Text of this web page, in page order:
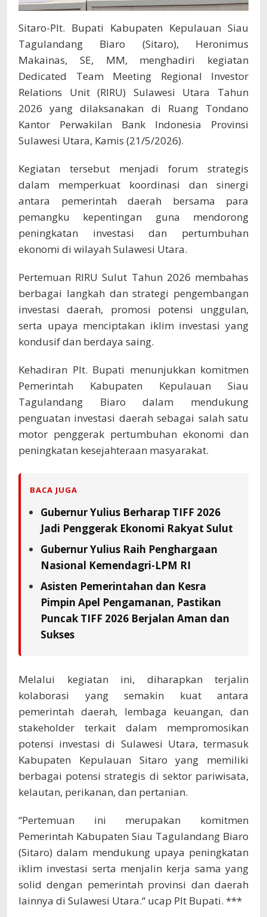
Sitaro-Plt. Bupati Kabupaten Kepulauan Siau
Tagulandang Biaro (Sitaro), Heronimus
Makainas, SE, MM, menghadiri kegiatan
Dedicated Team Meeting Regional Investor
Relations Unit (RIRU) Sulawesi Utara Tahun
2026 yang dilaksanakan di Ruang Tondano
Kantor Perwakilan Bank Indonesia Provinsi
Sulawesi Utara, Kamis (21/5/2026).
Kegiatan tersebut menjadi forum strategis
dalam memperkuat koordinasi dan sinergi
antara pemerintah daerah bersama para
pemangku kepentingan guna mendorong
peningkatan investasi dan pertumbuhan
ekonomi di wilayah Sulawesi Utara.
Pertemuan RIRU Sulut Tahun 2026 membahas
berbagai langkah dan strategi pengembangan
investasi daerah, promosi potensi unggulan,
serta upaya menciptakan iklim investasi yang
kondusif dan berdaya saing.
Kehadiran Plt. Bupati menunjukkan komitmen
Pemerintah Kabupaten Kepulauan Siau
Tagulandang Biaro dalam mendukung
penguatan investasi daerah sebagai salah satu
motor penggerak pertumbuhan ekonomi dan
peningkatan kesejahteraan masyarakat.
BACA JUGA
Gubernur Yulius Berharap TIFF 2026
Jadi Penggerak Ekonomi Rakyat Sulut
Gubernur Yulius Raih Penghargaan
Nasional Kemendagri-LPM RI
Asisten Pemerintahan dan Kesra
Pimpin Apel Pengamanan, Pastikan
Puncak TIFF 2026 Berjalan Aman dan
Sukses
Melalui kegiatan ini, diharapkan terjalin
kolaborasi yang semakin kuat antara
pemerintah daerah, lembaga keuangan, dan
stakeholder terkait dalam mempromosikan
potensi investasi di Sulawesi Utara, termasuk
Kabupaten Kepulauan Sitaro yang memiliki
berbagai potensi strategis di sektor pariwisata,
kelautan, perikanan, dan pertanian.
“Pertemuan ini merupakan komitmen
Pemerintah Kabupaten Siau Tagulandang Biaro
(Sitaro) dalam mendukung upaya peningkatan
iklim investasi serta menjalin kerja sama yang
solid dengan pemerintah provinsi dan daerah
lainnya di Sulawesi Utara.“ ucap Plt Bupati. ***